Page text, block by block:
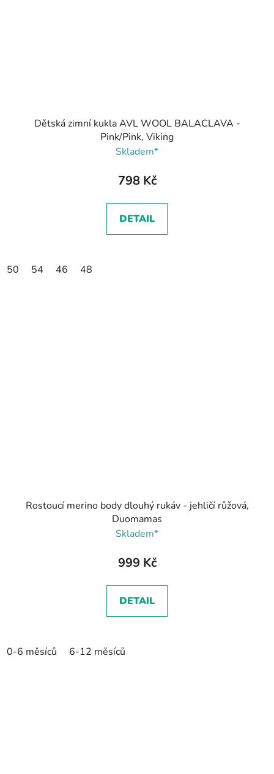
Dětská zimní kukla AVL WOOL BALACLAVA -
Pink/Pink, Viking
Skladem*
798 Kč
DETAIL
50 54 46 48
Rostoucí merino body dlouhý rukáv - jehličí růžová,
Duomamas
Skladem*
999 Kč
DETAIL
0-6 měsíců 6-12 měsíců